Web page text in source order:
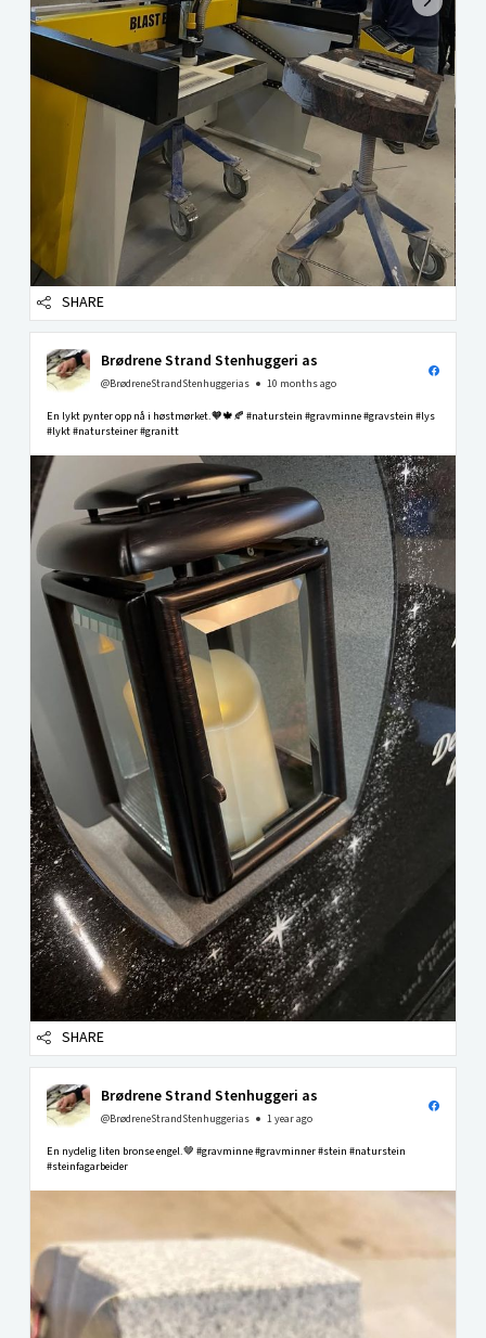
SHARE
Brødrene Strand Stenhuggeri as
@BrødreneStrandStenhuggerias 10 months ago
En lykt pynter opp nå i høstmørket.🧡🍁🍂 #naturstein #gravminne #gravstein #lys
#lykt #natursteiner #granitt
SHARE
Brødrene Strand Stenhuggeri as
@BrødreneStrandStenhuggerias 1 year ago
En nydelig liten bronse engel.🤎 #gravminne #gravminner #stein #naturstein
#steinfagarbeider